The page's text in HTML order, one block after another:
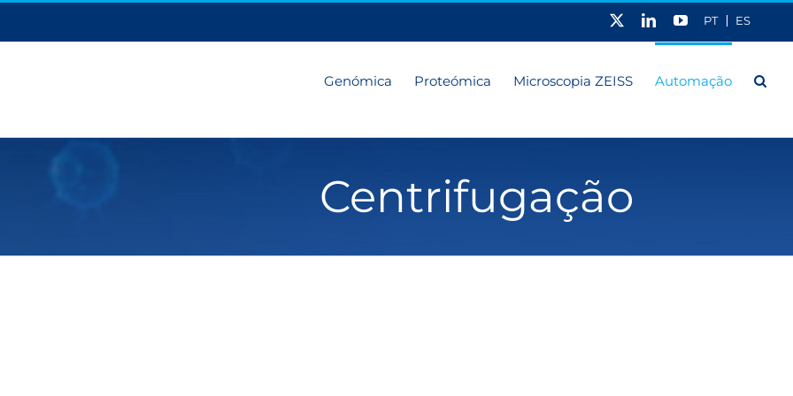
PT ES
LinkedInYouTube
Genómica Proteómica Microscopia ZEISS Automação
Centrifugação